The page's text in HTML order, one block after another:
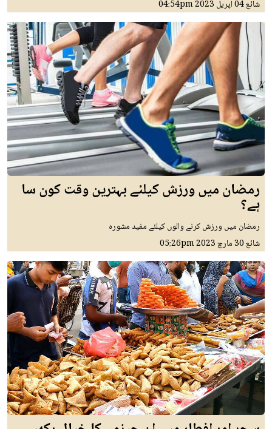
شائع04 اپريل 2023 04:54pm
رمضان میں ورزش کیلئے بہترین وقت کون سا
ہے؟
رمضان میں ورزش کرنے والوں کیلئے مفید مشورہ
شائع30 مارچ 2023 05:26pm